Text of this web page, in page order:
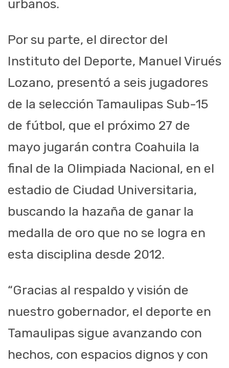
urbanos.
Por su parte, el director del
Instituto del Deporte, Manuel Virués
Lozano, presentó a seis jugadores
de la selección Tamaulipas Sub-15
de fútbol, que el próximo 27 de
mayo jugarán contra Coahuila la
final de la Olimpiada Nacional, en el
estadio de Ciudad Universitaria,
buscando la hazaña de ganar la
medalla de oro que no se logra en
esta disciplina desde 2012.
“Gracias al respaldo y visión de
nuestro gobernador, el deporte en
Tamaulipas sigue avanzando con
hechos, con espacios dignos y con